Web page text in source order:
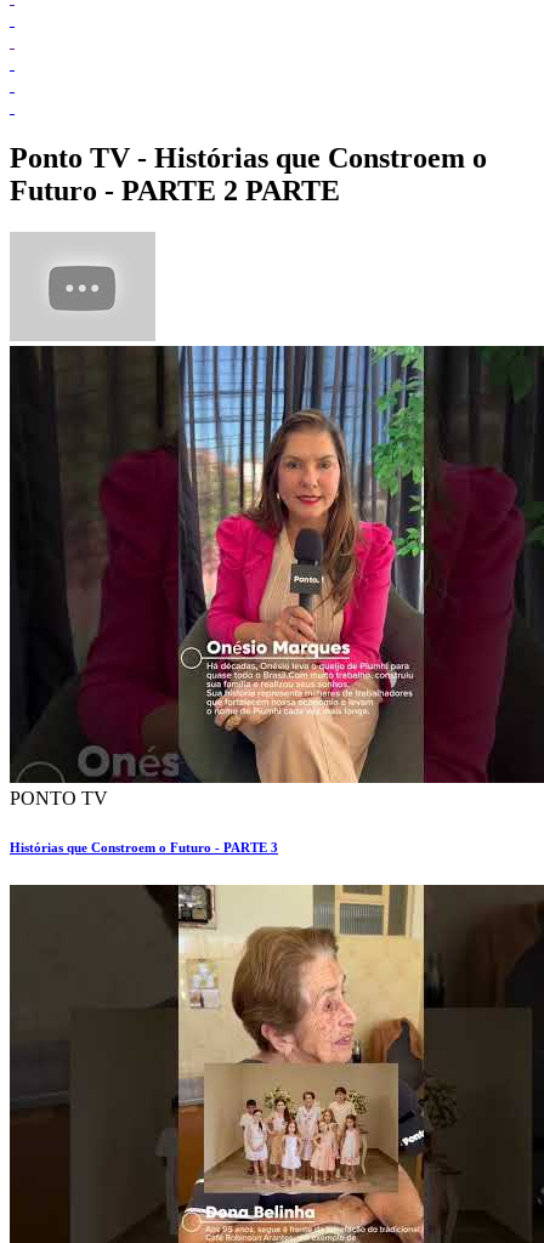
Ponto TV - Histórias que Constroem o
Futuro - PARTE 2 PARTE
PONTO TV
Histórias que Constroem o Futuro - PARTE 3